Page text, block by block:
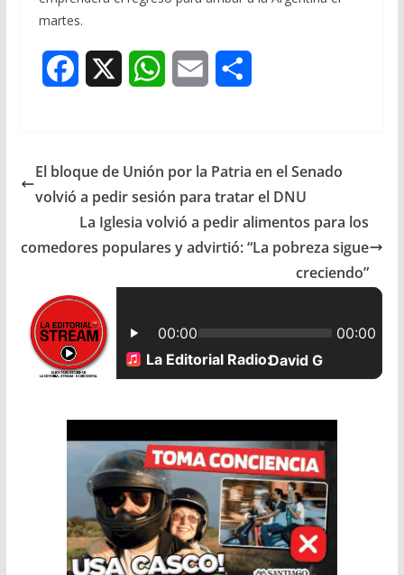
martes.
e
b
o
k
W
t
s
A
p
r
e
El bloque de Unión por la Patria en el Senado
volvió a pedir sesión para tratar el DNU
La Iglesia volvió a pedir alimentos para los
comedores populares y advirtió: “La pobreza sigue
creciendo”